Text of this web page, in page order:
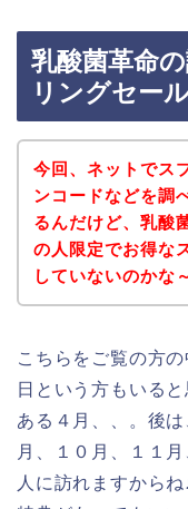
乳酸菌革命
リングセー
今回、ネットでス
ンコードなどを調
るんだけど、乳酸
の人限定でお得な
していないのかな
こちらをご覧の方
日という方もいる
ある４月、、。後
月、１０月、１１
人に訪れますから